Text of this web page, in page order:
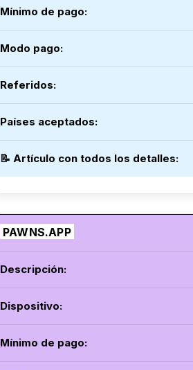
Mínimo de pago:
Modo pago:
Referidos:
Países aceptados:
📝 Artículo con todos los detalles:
PAWNS.APP
Descripción:
Dispositivo:
Mínimo de pago: